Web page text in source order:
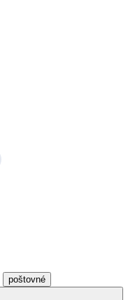
poštovné